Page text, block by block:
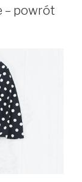
– powrót